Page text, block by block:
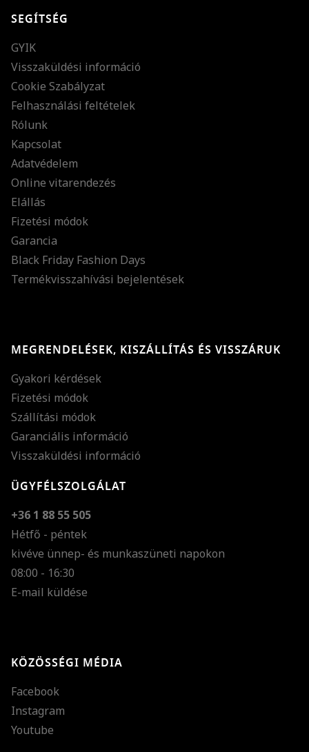
SEGÍTSÉG
GYIK
Visszaküldési információ
Cookie Szabályzat
Felhasználási feltételek
Rólunk
Kapcsolat
Adatvédelem
Online vitarendezés
Elállás
Fizetési módok
Garancia
Black Friday Fashion Days
Termékvisszahívási bejelentések
MEGRENDELÉSEK, KISZÁLLÍTÁS ÉS VISSZÁRUK
Gyakori kérdések
Fizetési módok
Szállítási módok
Garanciális információ
Visszaküldési információ
ÜGYFÉLSZOLGÁLAT
+36 1 88 55 505
Hétfő - péntek
kivéve ünnep- és munkaszüneti napokon
08:00 - 16:30
E-mail küldése
KÖZÖSSÉGI MÉDIA
Facebook
Instagram
Youtube